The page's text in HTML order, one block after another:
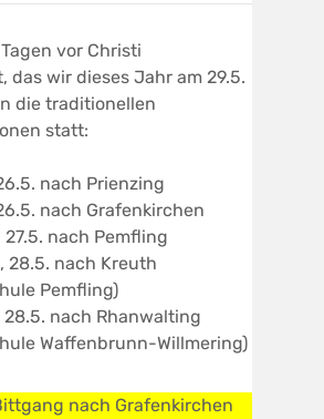
vor Christi
das wir dieses Jahr am 29.5.
die traditionellen
statt:
nach Prienzing
nach Grafenkirchen
27.5. nach Pemfling
28.5. nach Kreuth
Pemfling)
nach Rhanwalting
Waffenbrunn-Willmering)
nach Grafenkirchen